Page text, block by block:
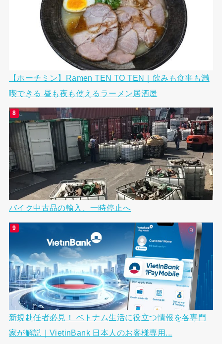
【ホーチミン】Ramen TEN TO TEN｜飲みも食事も満
喫できる 昼も夜も使えるラーメン居酒屋
バイク中古品の輸入、一時停止へ
新規赴任者必見！ ベトナム生活に役立つ情報を各専門
家が解説｜VietinBank 日本人のお客様専用...